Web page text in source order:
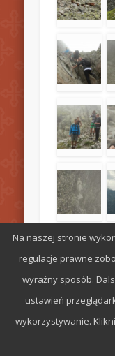
Na naszej stronie
regulacje prawne
wyraźny sposób.
ustawień
wykorzystywanie.